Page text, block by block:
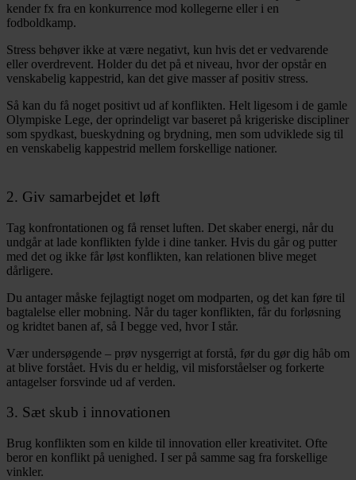
kender fx fra en konkurrence mod kollegerne eller i en
fodboldkamp.
Stress behøver ikke at være negativt, kun hvis det er vedvarende
eller overdrevent. Holder du det på et niveau, hvor der opstår en
venskabelig kappestrid, kan det give masser af positiv stress.
Så kan du få noget positivt ud af konflikten. Helt ligesom i de gamle
Olympiske Lege, der oprindeligt var baseret på krigeriske discipliner
som spydkast, bueskydning og brydning, men som udviklede sig til
en venskabelig kappestrid mellem forskellige nationer.
2. Giv samarbejdet et løft
Tag konfrontationen og få renset luften. Det skaber energi, når du
undgår at lade konflikten fylde i dine tanker. Hvis du går og putter
med det og ikke får løst konflikten, kan relationen blive meget
dårligere.
Du antager måske fejlagtigt noget om modparten, og det kan føre til
bagtalelse eller mobning. Når du tager konflikten, får du forløsning
og kridtet banen af, så I begge ved, hvor I står.
Vær undersøgende – prøv nysgerrigt at forstå, før du gør dig håb om
at blive forstået. Hvis du er heldig, vil misforståelser og forkerte
antagelser forsvinde ud af verden.
3. Sæt skub i innovationen
Brug konflikten som en kilde til innovation eller kreativitet. Ofte
beror en konflikt på uenighed. I ser på samme sag fra forskellige
vinkler.